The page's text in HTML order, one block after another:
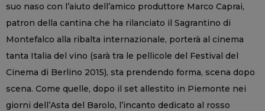
suo naso con l’aiuto dell’amico produttore Marco Caprai,
patron della cantina che ha rilanciato il Sagrantino di
Montefalco alla ribalta internazionale, porterà al cinema
tanta Italia del vino (sarà tra le pellicole del Festival del
Cinema di Berlino 2015), sta prendendo forma, scena dopo
scena. Come quelle, dopo il set allestito in Piemonte nei
giorni dell’Asta del Barolo, l’incanto dedicato al rosso